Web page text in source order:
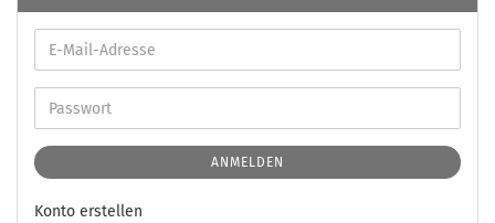
ANMELDEN
Konto erstellen